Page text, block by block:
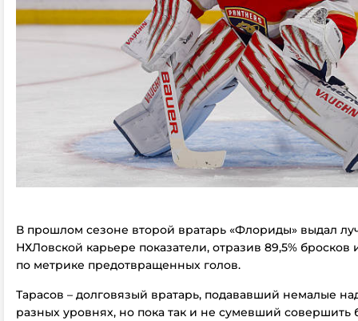
В прошлом сезоне второй вратарь «Флориды» выдал
НХЛовской карьере показатели, отразив 89,5% бросков
по метрике предотвращенных голов.
Тарасов – долговязый вратарь, подававший немалые
разных уровнях, но пока так и не сумевший